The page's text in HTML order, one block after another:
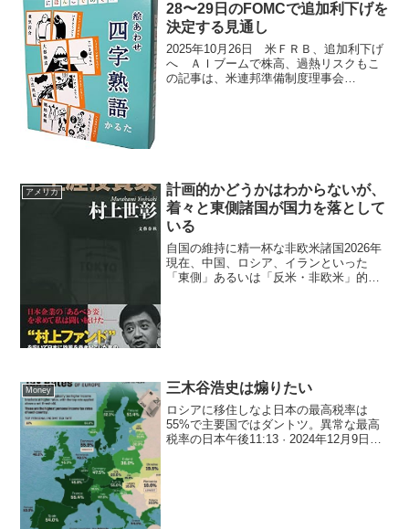
28〜29日のFOMCで追加利下げを
決定する見通し
2025年10月26日 米ＦＲＢ、追加利下げ
へ ＡＩブームで株高、過熱リスクもこ
の記事は、米連邦準備制度理事会
アメリカ
計画的かどうかはわからないが、
着々と東側諸国が国力を落として
いる
自国の維持に精一杯な非欧米諸国2026年
現在、中国、ロシア、イランといった
「東側」あるいは「反米・非欧米」的な
Money 三木谷浩史は煽りたい
ロシアに移住しなよ日本の最高税率は
55%で主要国ではダントツ。異常な最高
税率の日本午後11:13 · 2024年12月9日経